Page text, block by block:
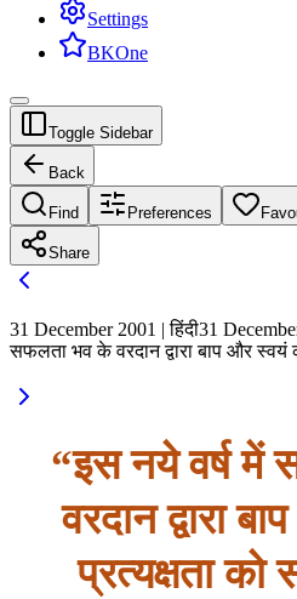
Settings
BKOne
Toggle Sidebar
Back
Find Preferences
Share
31 December 2001 | हिंदी31
सफलता भव के वरदान द्वारा बाप और स्वयं
“इस नये वर्ष में
वरदान द्वारा
प्रत्यक्षता